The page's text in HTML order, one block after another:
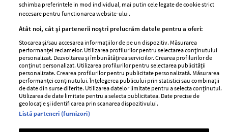
GSP
Unica
Baby
Retete
femei
Viva
Avantaje
Retete practice
Pariază responsabil! Decizia ONJN nr. 821/25.09.2025.
Jocurile de noroc sunt interzise minorilor.
schimba preferintele in mod individual, mai putin cele legate de cookie strict
necesare pentru functionarea website-ului.
Atât noi, cât și partenerii noștri prelucrăm datele pentru a oferi:
Stocarea și/sau accesarea informațiilor de pe un dispozitiv. Măsurarea
performanței reclamelor. Utilizarea profilurilor pentru selectarea conținutului
personalizat. Dezvoltarea și îmbunătățirea serviciilor. Crearea profilurilor de
conținut personalizat. Utilizarea profilurilor pentru selectarea publicității
personalizate. Crearea profilurilor pentru publicitate personalizată. Măsurarea
performanței conținutului. Înțelegerea publicului prin statistici sau combinații
de date din surse diferite. Utilizarea datelor limitate pentru a selecta conținutul.
Utilizarea de date limitate pentru a selecta publicitatea. Date precise de
geolocație și identificarea prin scanarea dispozitivului.
Listă parteneri (furnizori)